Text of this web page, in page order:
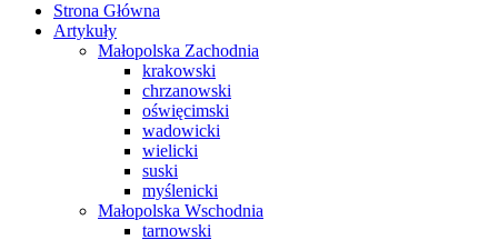
Strona Główna
Artykuły
Małopolska Zachodnia
krakowski
chrzanowski
oświęcimski
wadowicki
wielicki
suski
myślenicki
Małopolska Wschodnia
tarnowski